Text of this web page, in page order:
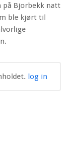
på Bjorbekk natt
ble kjørt til
log in